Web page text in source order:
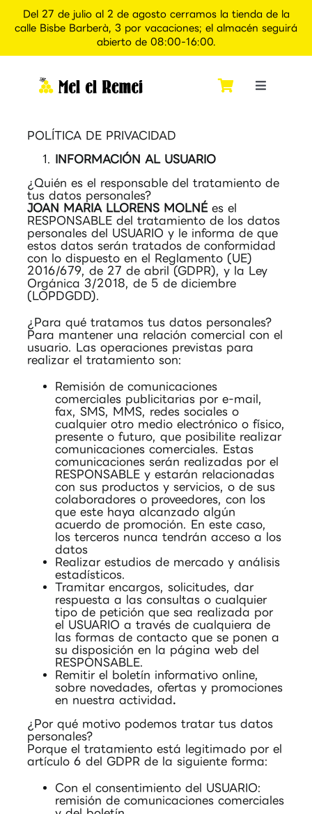
Del 27 de julio al 2 de agosto cerramos la tienda de la
calle Bisbe Barberà, 3 por vacaciones; el almacén seguirá
abierto de 08:00-16:00.
contenido
Toggle
Tienda
Apiexperience Alcover
Contacto
POLÍTICA DE PRIVACIDAD
INFORMACIÓN AL USUARIO
¿Quién es el responsable del tratamiento de
tus datos personales?
JOAN MARIA LLORENS MOLNÉ es el
RESPONSABLE del tratamiento de los datos
personales del USUARIO y le informa de que
estos datos serán tratados de conformidad
con lo dispuesto en el Reglamento (UE)
2016/679, de 27 de abril (GDPR), y la Ley
Orgánica 3/2018, de 5 de diciembre
(LOPDGDD).
¿Para qué tratamos tus datos personales?
Para mantener una relación comercial con el
usuario. Las operaciones previstas para
realizar el tratamiento son:
Remisión de comunicaciones
comerciales publicitarias por e-mail,
fax, SMS, MMS, redes sociales o
cualquier otro medio electrónico o físico,
presente o futuro, que posibilite realizar
comunicaciones comerciales. Estas
comunicaciones serán realizadas por el
RESPONSABLE y estarán relacionadas
con sus productos y servicios, o de sus
colaboradores o proveedores, con los
que este haya alcanzado algún
acuerdo de promoción. En este caso,
los terceros nunca tendrán acceso a los
datos
Realizar estudios de mercado y análisis
estadísticos.
Tramitar encargos, solicitudes, dar
respuesta a las consultas o cualquier
tipo de petición que sea realizada por
el USUARIO a través de cualquiera de
las formas de contacto que se ponen a
su disposición en la página web del
RESPONSABLE.
Remitir el boletín informativo online,
sobre novedades, ofertas y promociones
en nuestra actividad.
¿Por qué motivo podemos tratar tus datos
personales?
Porque el tratamiento está legitimado por el
artículo 6 del GDPR de la siguiente forma:
Con el consentimiento del USUARIO:
remisión de comunicaciones comerciales